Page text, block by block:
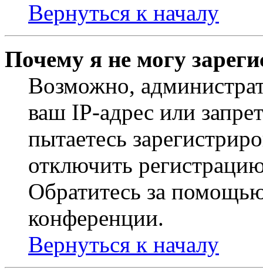
Вернуться к началу
Почему я не могу
Возможно,
ваш IP-адрес или
пытаетесь
отключить
Обратитесь за
конференции.
Вернуться к началу